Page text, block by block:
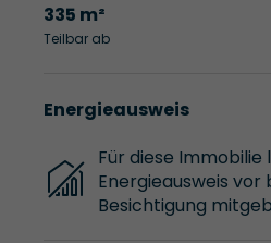
335 m²
Teilbar ab
Energieausweis
Für diese Immobilie
Energieausweis vor
Besichtigung